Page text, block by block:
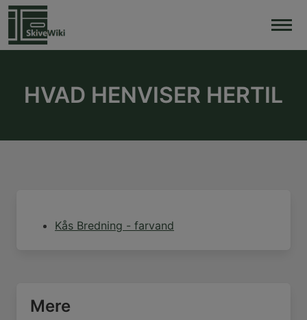
Skip
content
HVAD HENVISER HERTIL
Kås Bredning - farvand
Mere